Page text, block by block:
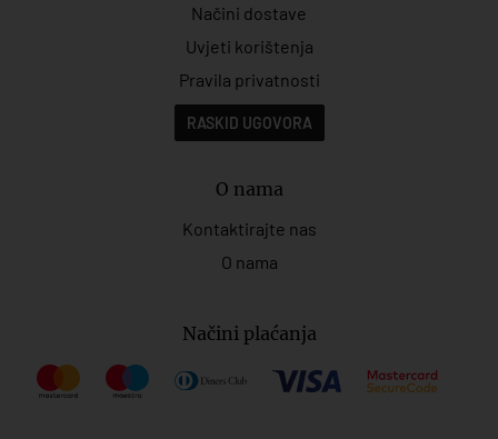
Načini dostave
Uvjeti korištenja
Pravila privatnosti
RASKID UGOVORA
O nama
Kontaktirajte nas
O nama
Načini plaćanja